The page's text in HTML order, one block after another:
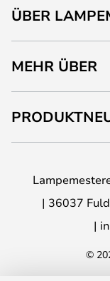
ÜBER
MEHR ÜBER
36037
©